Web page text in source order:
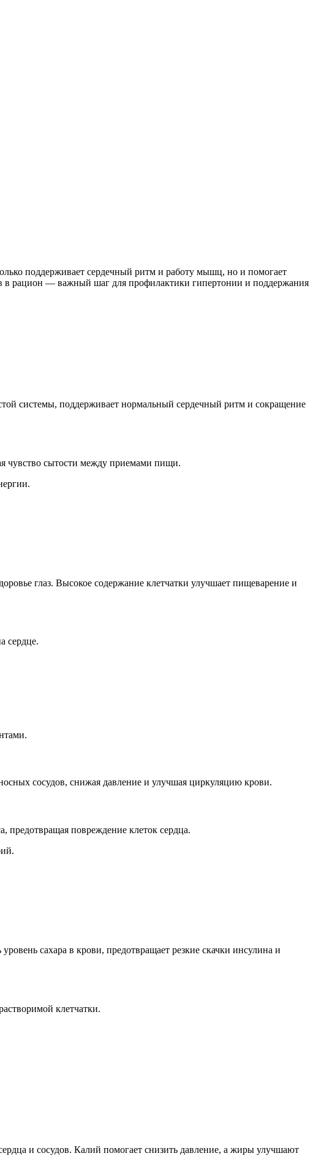
поддерживает сердечный ритм и работу мышц, но и помогает
в рацион — важный шаг для профилактики гипертонии и поддержания
системы, поддерживает нормальный сердечный ритм и сокращение
чувство сытости между приемами пищи.
глаз. Высокое содержание клетчатки улучшает пищеварение и
сердце.
сосудов, снижая давление и улучшая циркуляцию крови.
предотвращая повреждение клеток сердца.
сахара в крови, предотвращает резкие скачки инсулина и
клетчатки.
и сосудов. Калий помогает снизить давление, а жиры улучшают